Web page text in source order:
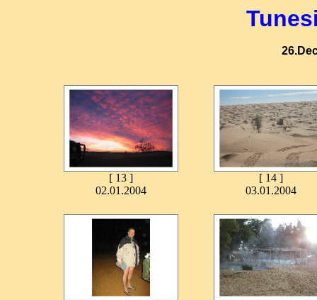
[ 13 ]
02.01.2004
[ 14 ]
03.01.2004